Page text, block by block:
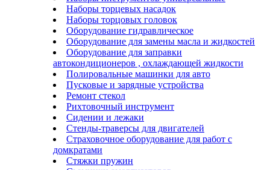
Наборы торцевых насадок
Наборы торцовых головок
Оборудование гидравлическое
Оборудование для замены масла и жидкостей
Оборудование для заправки
автокондиционеров , охлаждающей жидкости
Полировальные машинки для авто
Пусковые и зарядные устройства
Ремонт стекол
Рихтовочный инструмент
Сидении и лежаки
Стенды-траверсы для двигателей
Страховочное оборудование для работ с
домкратами
Стяжки пружин